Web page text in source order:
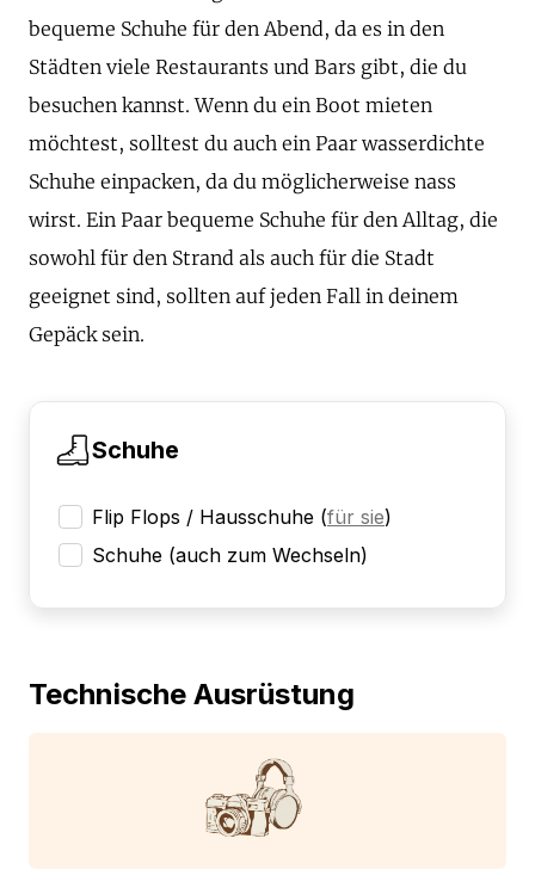
bequeme Schuhe für den Abend, da es in den
Städten viele Restaurants und Bars gibt, die du
besuchen kannst. Wenn du ein Boot mieten
möchtest, solltest du auch ein Paar wasserdichte
Schuhe einpacken, da du möglicherweise nass
wirst. Ein Paar bequeme Schuhe für den Alltag, die
sowohl für den Strand als auch für die Stadt
geeignet sind, sollten auf jeden Fall in deinem
Gepäck sein.
Schuhe
Flip Flops / Hausschuhe (für sie)
Schuhe (auch zum Wechseln)
Technische Ausrüstung